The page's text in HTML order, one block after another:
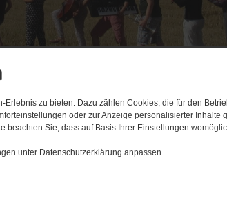
zu bieten. Dazu zählen Cookies, die für den
oder zur Anzeige personalisierter Inhalte
beachten Sie, dass auf Basis Ihrer Einstellungen
unter Datenschutzerklärung anpassen.